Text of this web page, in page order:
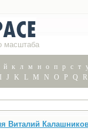
масштаба
й к л м н о п р с т
J K L M N O P Q R
Виталий